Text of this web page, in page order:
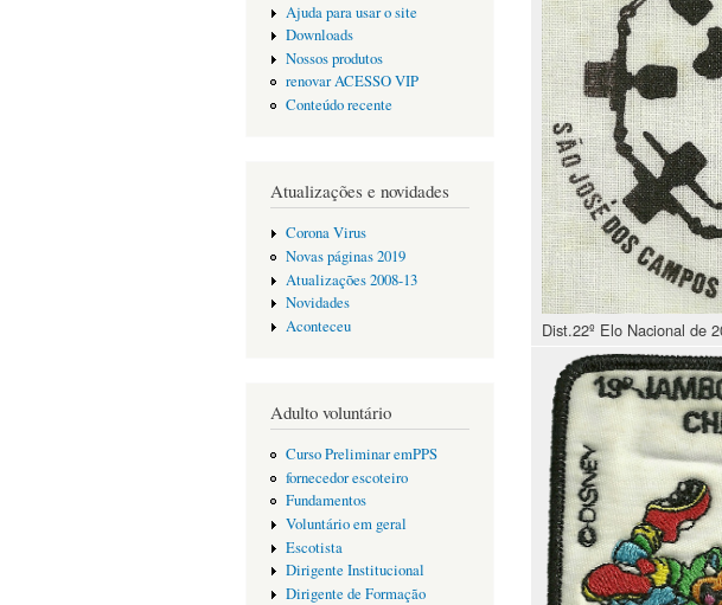
Ajuda para usar o site
Downloads
Nossos produtos
renovar ACESSO VIP
Conteúdo recente
Atualizações e novidades
Corona Virus
Novas páginas 2019
Atualizações 2008-13
Novidades
Aconteceu
Adulto voluntário
Curso Preliminar emPPS
fornecedor escoteiro
Fundamentos
Voluntário em geral
Escotista
Dirigente Institucional
Dirigente de Formação
Dist.22º Elo Nacional de